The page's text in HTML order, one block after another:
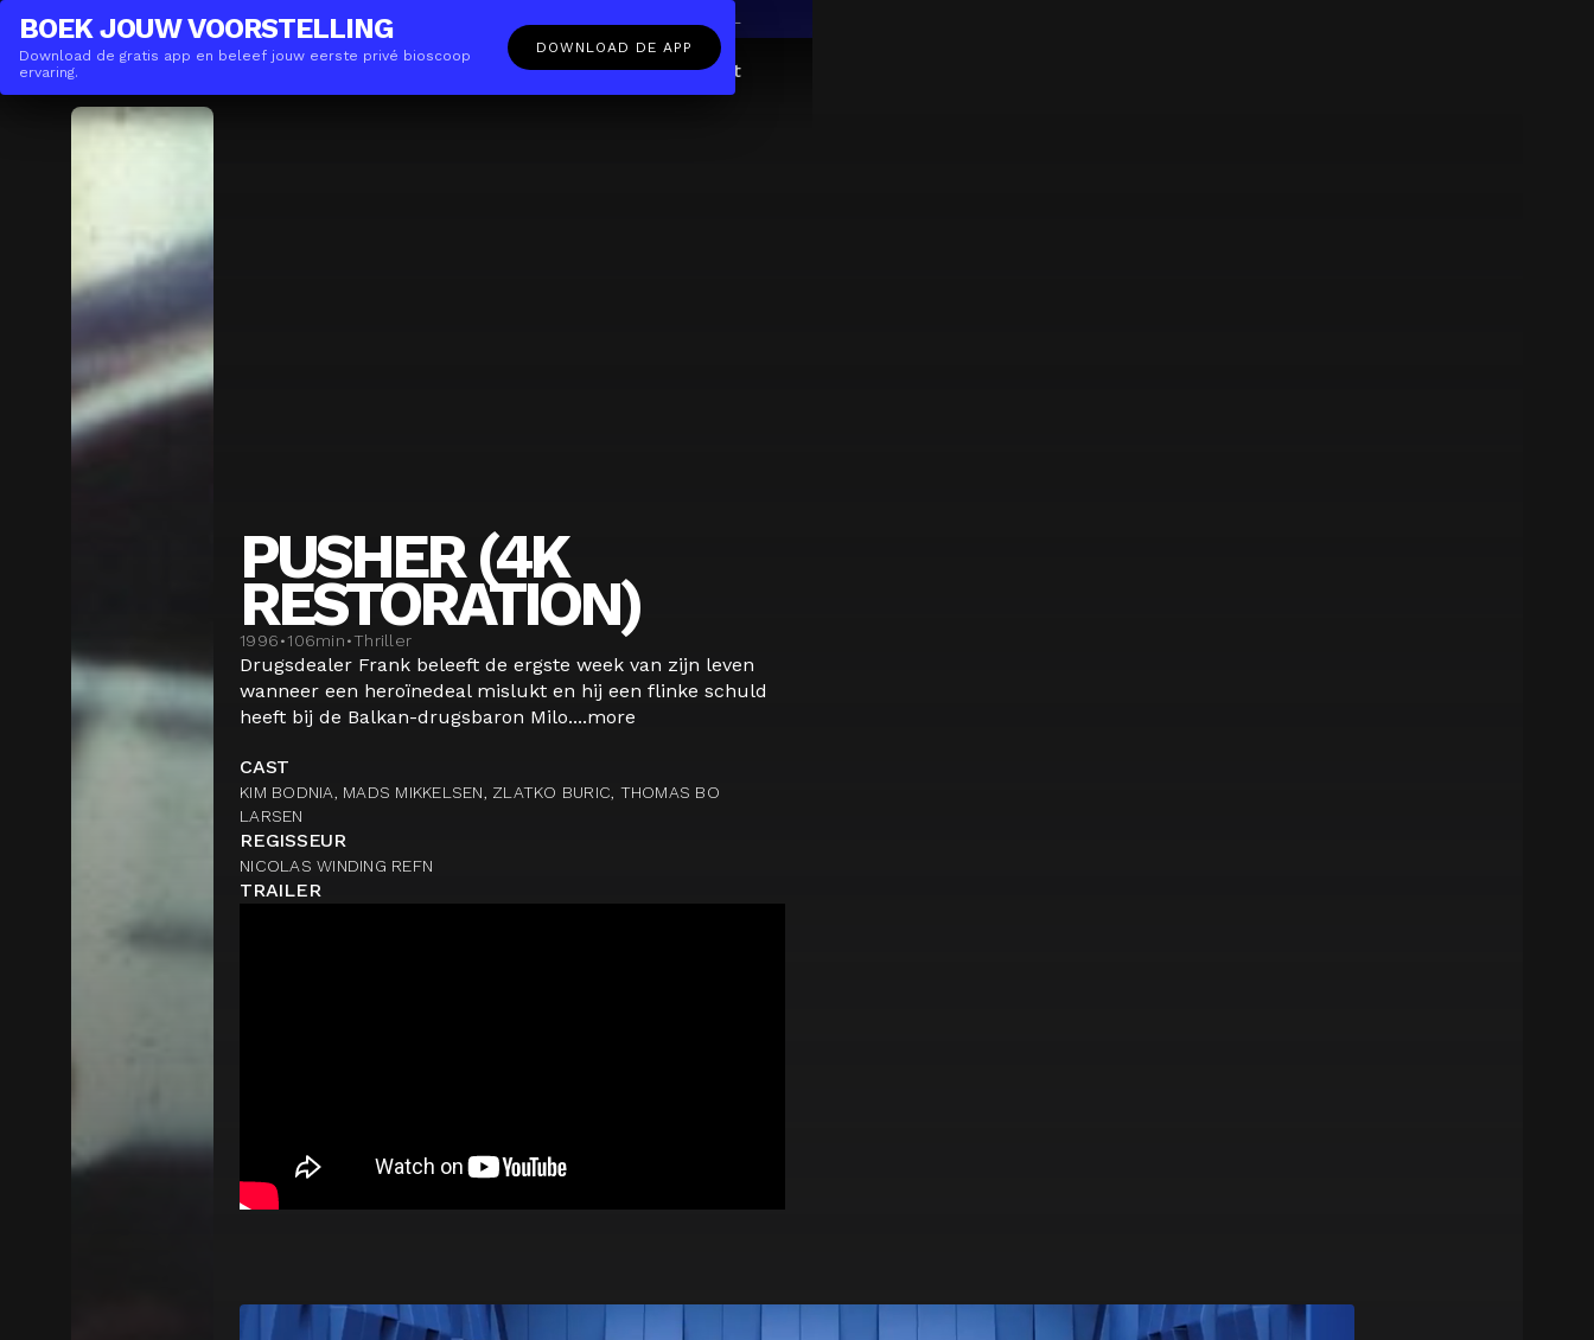
THE(ANY)THINGZAKELIJK NL
Films Locaties De App GiftcardOverFAQContact
BOEK JOUW VOORSTELLING
Download de gratis app en beleef jouw eerste privé bioscoop
ervaring.
DOWNLOAD DE APP
PUSHER (4K
RESTORATION)
1996•106min•Thriller
Drugsdealer Frank beleeft de ergste week van zijn leven
wanneer een heroïnedeal mislukt en hij een flinke schuld
heeft bij de Balkan-drugsbaron Milo....more
CAST
KIM BODNIA, MADS MIKKELSEN, ZLATKO BURIC, THOMAS BO
LARSEN
REGISSEUR
NICOLAS WINDING REFN
TRAILER